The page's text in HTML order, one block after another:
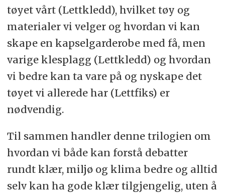
tøyet vårt (Lettkledd), hvilket tøy og
materialer vi velger og hvordan vi kan
skape en kapselgarderobe med få, men
varige klesplagg (Lettkledd) og hvordan
vi bedre kan ta vare på og nyskape det
tøyet vi allerede har (Lettfiks) er
nødvendig.
Til sammen handler denne trilogien om
hvordan vi både kan forstå debatter
rundt klær, miljø og klima bedre og alltid
selv kan ha gode klær tilgjengelig, uten å